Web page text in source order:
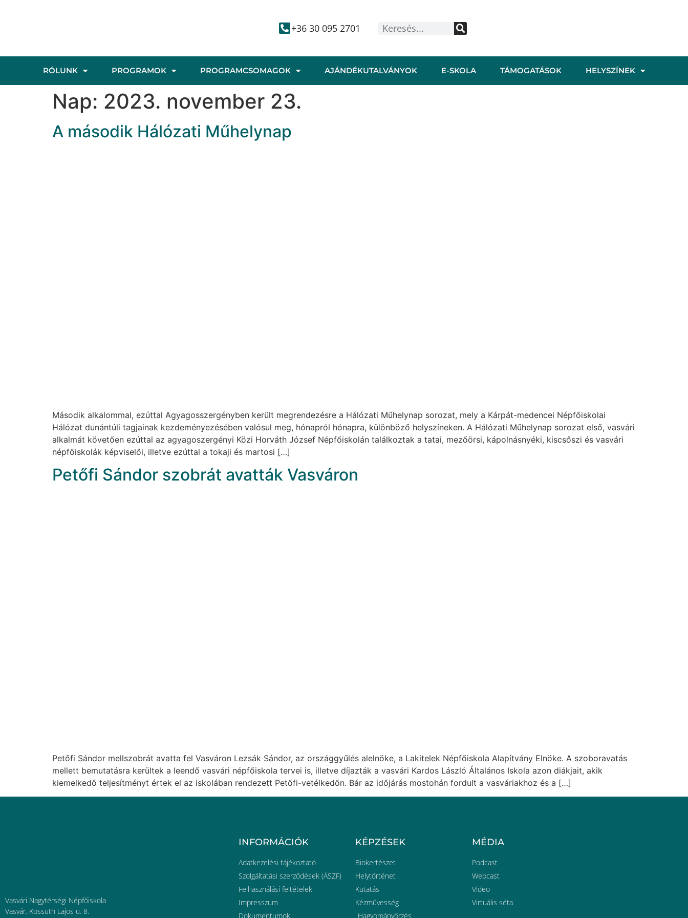
+36 30 095 2701
RÓLUNK PROGRAMOK PROGRAMCSOMAGOK AJÁNDÉKUTALVÁNYOK E-SKOLA TÁMOGATÁSOK HELYSZÍNEK
Nap: 2023. november 23.
A második Hálózati Műhelynap
Második alkalommal, ezúttal Agyagosszergényben került megrendezésre a Hálózati Műhelynap sorozat, mely a Kárpát-medencei Népfőiskolai
Hálózat dunántúli tagjainak kezdeményezésében valósul meg, hónapról hónapra, különböző helyszíneken. A Hálózati Műhelynap sorozat első, vasvári
alkalmát követően ezúttal az agyagoszergényi Közi Horváth József Népfőiskolán találkoztak a tatai, mezőörsi, kápolnásnyéki, kiscsőszi és vasvári
népfőiskolák képviselői, illetve ezúttal a tokaji és martosi […]
Petőfi Sándor szobrát avatták Vasváron
Petőfi Sándor mellszobrát avatta fel Vasváron Lezsák Sándor, az országgyűlés alelnöke, a Lakitelek Népfőiskola Alapítvány Elnöke. A szoboravatás
mellett bemutatásra kerültek a leendő vasvári népfőiskola tervei is, illetve díjazták a vasvári Kardos László Általános Iskola azon diákjait, akik
kiemelkedő teljesítményt értek el az iskolában rendezett Petőfi-vetélkedőn. Bár az időjárás mostohán fordult a vasváriakhoz és a […]
Vasvári Nagytérségi Népfőiskola
Vasvár, Kossuth Lajos u. 8.
INFORMÁCIÓK
Adatkezelési tájékoztató
Szolgáltatási szerződések (ÁSZF)
Felhasználási feltételek
Impresszum
Dokumentumok
KÉPZÉSEK
Biokertészet
Helytörténet
Kutatás
Kézművesség
Hagyományőrzés
MÉDIA
Podcast
Webcast
Video
Virtuális séta